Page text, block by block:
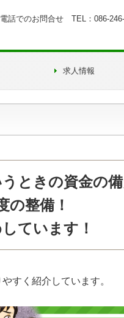
求人情報
ときの資金の備
の整備！
ています！
すく紹介しています。